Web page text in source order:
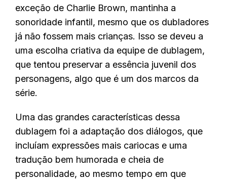
exceção de Charlie Brown, mantinha a
sonoridade infantil, mesmo que os dubladores
já não fossem mais crianças. Isso se deveu a
uma escolha criativa da equipe de dublagem,
que tentou preservar a essência juvenil dos
personagens, algo que é um dos marcos da
série.
Uma das grandes características dessa
dublagem foi a adaptação dos diálogos, que
incluíam expressões mais cariocas e uma
tradução bem humorada e cheia de
personalidade, ao mesmo tempo em que